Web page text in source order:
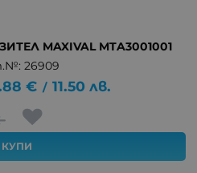
MAXIVAL MTA3001001
26909
€ / 11.50 лв.
КУПИ